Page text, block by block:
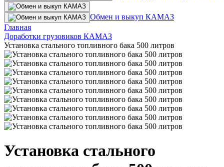
Обмен и выкуп КАМАЗ
Главная
Доработки грузовиков КАМАЗ
Установка стального топливного бака 500 литров
Установка стального